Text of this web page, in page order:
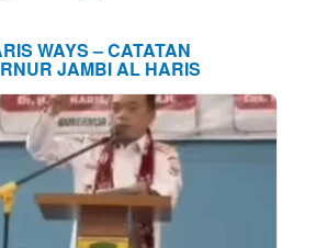
WAYS – CATATAN
JAMBI AL HARIS